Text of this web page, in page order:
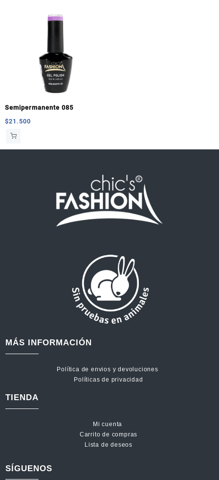
Semipermanente 085
$21.500
MÁS INFORMACIÓN
Política de envios y devoluciones
Políticas de privacidad
TIENDA
Mi cuenta
Carrito de compras
Lista de deseos
SÍGUENOS